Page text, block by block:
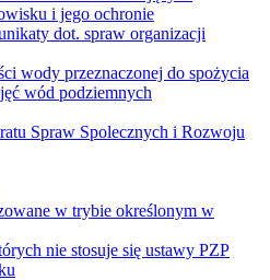
i jego ochronie
dot. spraw organizacji
wody przeznaczonej do spożycia
wód podziemnych
Spraw Spolecznych i Rozwoju
w trybie określonym w
nie stosuje się ustawy PZP